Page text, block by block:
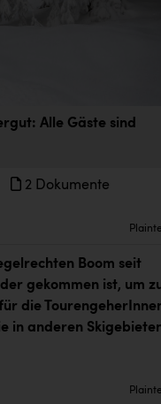
Alle Gäste sind
2 Dokumente
Boom seit
gekommen ist, um
die
in anderen